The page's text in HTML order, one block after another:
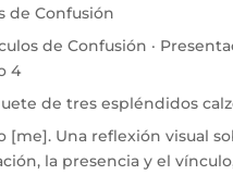
de Confusión
de Confusión ·
4
de tres espléndidos
[me]. Una reflexión visual
la presencia y el